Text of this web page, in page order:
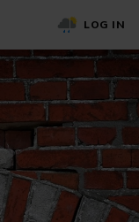
LOG IN